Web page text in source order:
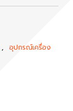
, อุปกรณ์เครื่อง